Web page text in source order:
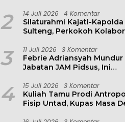
2 14 Juli 2026 4 Komentar
Silaturahmi Kajati-Kapolda
Sulteng, Perkokoh
3 11 Juli 2026 3 Komentar
Febrie Adriansyah Mundur
Jabatan JAM Pidsus, Ini
4 15 Juli 2026 3 Komentar
Kuliah Tamu Prodi
Fisip Untad, Kupas Masa